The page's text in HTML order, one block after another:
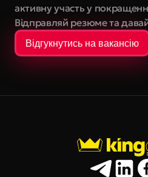
активну участь у
Відправляй резюме та
Відгукнутись на вакансію